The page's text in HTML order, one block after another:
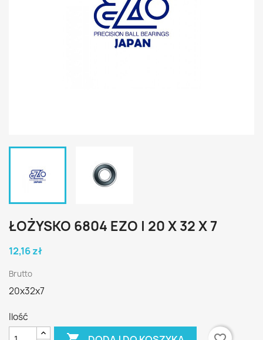
ŁOŻYSKO 6804 EZO | 20 X 32 X 7
12,16 zł
Brutto
20x32x7
Ilość